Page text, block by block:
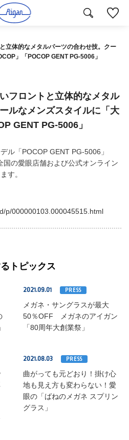
立体的なメタルパーツの合わせ技。クー
」「POCOP GENT PG-5006」
フロントと立体的なメタル
ルなメンズスタイルに「大
GENT PG-5006」
ル「POCOP GENT PG-5006」
の愛眼店舗および公式オンライン
す。
p/000000103.000045515.html
トピックス
2021.09.01 PRESS
メガネ・サングラスが最大
50％OFF メガネのアイガン
「80周年大創業祭」
2021.08.03 PRESS
曲がっても元どおり！掛け心
地も見え方も変わらない！愛
眼の「ばねのメガネ スプリン
グラス」